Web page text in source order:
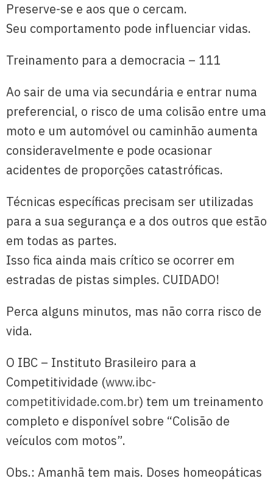
Preserve-se e aos que o cercam.
Seu comportamento pode influenciar vidas.
Treinamento para a democracia – 111
Ao sair de uma via secundária e entrar numa
preferencial, o risco de uma colisão entre uma
moto e um automóvel ou caminhão aumenta
consideravelmente e pode ocasionar
acidentes de proporções catastróficas.
Técnicas específicas precisam ser utilizadas
para a sua segurança e a dos outros que estão
em todas as partes.
Isso fica ainda mais crítico se ocorrer em
estradas de pistas simples. CUIDADO!
Perca alguns minutos, mas não corra risco de
vida.
O IBC – Instituto Brasileiro para a
Competitividade (www.ibc-
competitividade.com.br) tem um treinamento
completo e disponível sobre “Colisão de
veículos com motos”.
Obs.: Amanhã tem mais. Doses homeopáticas